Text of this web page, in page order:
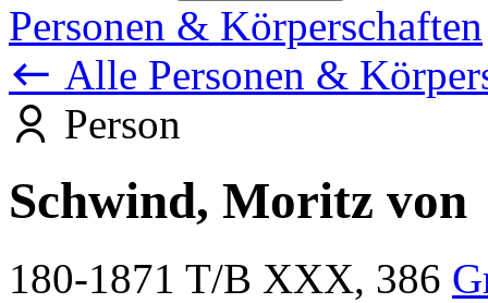
Personen & Körperschaften
Alle Personen &
Person
Schwind, Moritz von
180-1871 T/B XXX, 386